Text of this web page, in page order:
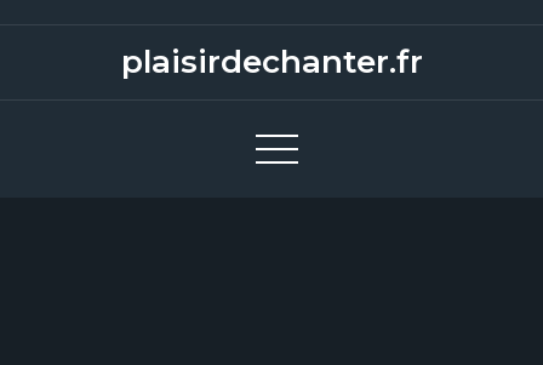
plaisirdechanter.fr